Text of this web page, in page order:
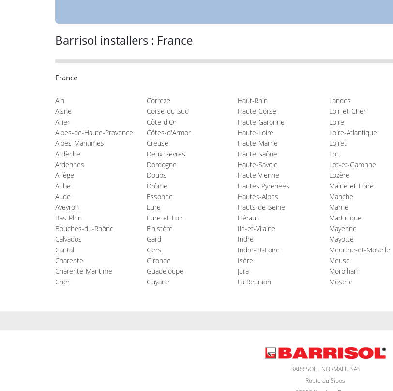
Barrisol installers : France
France
Ain
Aisne
Allier
Alpes-de-Haute-Provence
Alpes-Maritimes
Ardèche
Ardennes
Ariège
Aube
Aude
Aveyron
Bas-Rhin
Bouches-du-Rhône
Calvados
Cantal
Charente
Charente-Maritime
Cher
Correze
Corse-du-Sud
Côte-d'Or
Côtes-d'Armor
Creuse
Deux-Sevres
Dordogne
Doubs
Drôme
Essonne
Eure
Eure-et-Loir
Finistère
Gard
Gers
Gironde
Guadeloupe
Guyane
Haut-Rhin
Haute-Corse
Haute-Garonne
Haute-Loire
Haute-Marne
Haute-Saône
Haute-Savoie
Haute-Vienne
Hautes Pyrenees
Hautes-Alpes
Hauts-de-Seine
Hérault
Ile-et-Vilaine
Indre
Indre-et-Loire
Isère
Jura
La Reunion
Landes
Loir-et-Cher
Loire
Loire-Atlantique
Loiret
Lot
Lot-et-Garonne
Lozère
Maine-et-Loire
Manche
Marne
Martinique
Mayenne
Mayotte
Meurthe-et-Moselle
Meuse
Morbihan
Moselle
BARRISOL - NORMALU SAS
Route du Sipes